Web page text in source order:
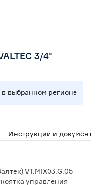
3/4"
в выбранном регионе
Инструкции и документы
VT.MIX03.G.05
управления